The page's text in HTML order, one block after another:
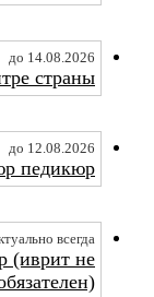
до 14.08.2026
страны
до 12.08.2026
педикюр
всегда
(иврит не